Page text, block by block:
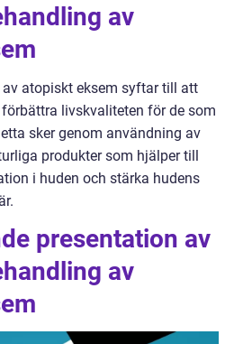
av
atopiskt eksem syftar till att
livskvaliteten för de som
sker genom användning av
produkter som hjälper till
i huden och stärka hudens
presentation av
av